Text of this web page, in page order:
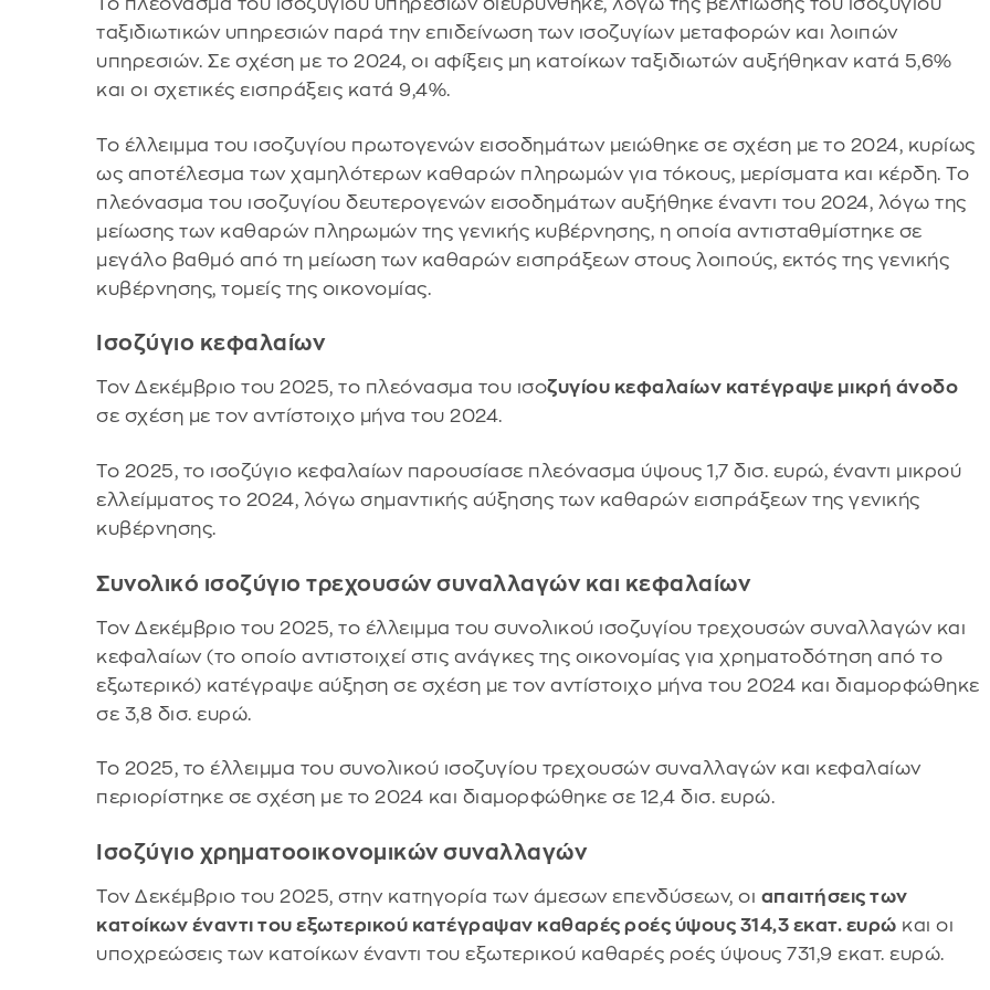
Το πλεόνασμα του ισοζυγίου υπηρεσιών διευρύνθηκε, λόγω της βελτίωσης του ισοζυγίου
ταξιδιωτικών υπηρεσιών παρά την επιδείνωση των ισοζυγίων μεταφορών και λοιπών
υπηρεσιών. Σε σχέση με το 2024, οι αφίξεις μη κατοίκων ταξιδιωτών αυξήθηκαν κατά 5,6%
και οι σχετικές εισπράξεις κατά 9,4%.
Το έλλειμμα του ισοζυγίου πρωτογενών εισοδημάτων μειώθηκε σε σχέση με το 2024, κυρίως
ως αποτέλεσμα των χαμηλότερων καθαρών πληρωμών για τόκους, μερίσματα και κέρδη. Το
πλεόνασμα του ισοζυγίου δευτερογενών εισοδημάτων αυξήθηκε έναντι του 2024, λόγω της
μείωσης των καθαρών πληρωμών της γενικής κυβέρνησης, η οποία αντισταθμίστηκε σε
μεγάλο βαθμό από τη μείωση των καθαρών εισπράξεων στους λοιπούς, εκτός της γενικής
κυβέρνησης, τομείς της οικονομίας.
Ισοζύγιο κεφαλαίων
Τον Δεκέμβριο του 2025, το πλεόνασμα του ισοζυγίου κεφαλαίων κατέγραψε μικρή άνοδο
σε σχέση με τον αντίστοιχο μήνα του 2024.
Το 2025, το ισοζύγιο κεφαλαίων παρουσίασε πλεόνασμα ύψους 1,7 δισ. ευρώ, έναντι μικρού
ελλείμματος το 2024, λόγω σημαντικής αύξησης των καθαρών εισπράξεων της γενικής
κυβέρνησης.
Συνολικό ισοζύγιο τρεχουσών συναλλαγών και κεφαλαίων
Τον Δεκέμβριο του 2025, το έλλειμμα του συνολικού ισοζυγίου τρεχουσών συναλλαγών και
κεφαλαίων (το οποίο αντιστοιχεί στις ανάγκες της οικονομίας για χρηματοδότηση από το
εξωτερικό) κατέγραψε αύξηση σε σχέση με τον αντίστοιχο μήνα του 2024 και διαμορφώθηκε
σε 3,8 δισ. ευρώ.
Το 2025, το έλλειμμα του συνολικού ισοζυγίου τρεχουσών συναλλαγών και κεφαλαίων
περιορίστηκε σε σχέση με το 2024 και διαμορφώθηκε σε 12,4 δισ. ευρώ.
Ισοζύγιο χρηματοοικονομικών συναλλαγών
Τον Δεκέμβριο του 2025, στην κατηγορία των άμεσων επενδύσεων, οι απαιτήσεις των
κατοίκων έναντι του εξωτερικού κατέγραψαν καθαρές ροές ύψους 314,3 εκατ. ευρώ και οι
υποχρεώσεις των κατοίκων έναντι του εξωτερικού καθαρές ροές ύψους 731,9 εκατ. ευρώ.